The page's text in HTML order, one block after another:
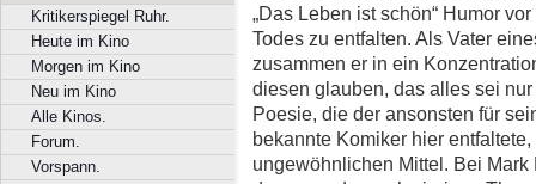
Kritikerspiegel Ruhr.
Heute im Kino
Morgen im Kino
Neu im Kino
Alle Kinos.
Forum.
Vorspann.
„Das Leben ist schön“ Humor
Todes zu entfalten. Als Vater
zusammen er in ein
diesen glauben, das alles sei
Poesie, die der ansonsten für
bekannte Komiker hier
ungewöhnlichen Mittel. Bei